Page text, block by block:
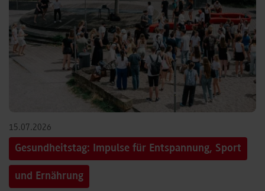
15.07.2026
Gesundheitstag: Impulse für Entspannung, Sport
und Ernährung